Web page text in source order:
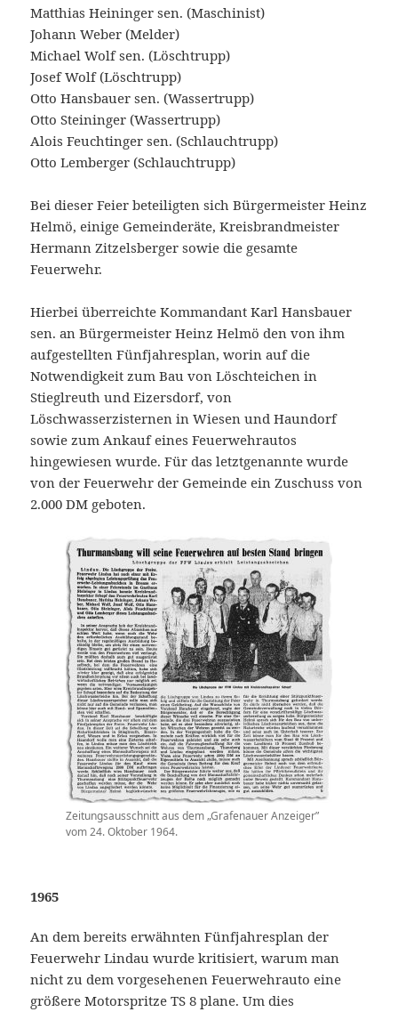
Matthias Heininger sen. (Maschinist)
Johann Weber (Melder)
Michael Wolf sen. (Löschtrupp)
Josef Wolf (Löschtrupp)
Otto Hansbauer sen. (Wassertrupp)
Otto Steininger (Wassertrupp)
Alois Feuchtinger sen. (Schlauchtrupp)
Otto Lemberger (Schlauchtrupp)
Bei dieser Feier beteiligten sich Bürgermeister Heinz
Helmö, einige Gemeinderäte, Kreisbrandmeister
Hermann Zitzelsberger sowie die gesamte
Feuerwehr.
Hierbei überreichte Kommandant Karl Hansbauer
sen. an Bürgermeister Heinz Helmö den von ihm
aufgestellten Fünfjahresplan, worin auf die
Notwendigkeit zum Bau von Löschteichen in
Stieglreuth und Eizersdorf, von
Löschwasserzisternen in Wiesen und Haundorf
sowie zum Ankauf eines Feuerwehrautos
hingewiesen wurde. Für das letztgenannte wurde
von der Feuerwehr der Gemeinde ein Zuschuss von
2.000 DM geboten.
Zeitungsausschnitt aus dem „Grafenauer Anzeiger”
vom 24. Oktober 1964.
1965
An dem bereits erwähnten Fünfjahresplan der
Feuerwehr Lindau wurde kritisiert, warum man
nicht zu dem vorgesehenen Feuerwehrauto eine
größere Motorspritze TS 8 plane. Um dies